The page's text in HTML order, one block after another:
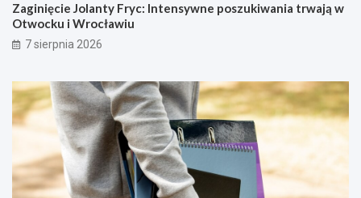
Zaginięcie Jolanty Fryc: Intensywne poszukiwania trwają w
Otwocku i Wrocławiu
7 sierpnia 2026